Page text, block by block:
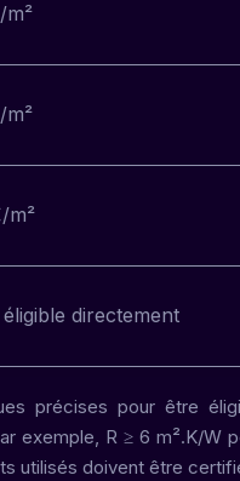
m²
directement
précises pour être
exemple, R ≥ 6 m².K/W
utilisés doivent être